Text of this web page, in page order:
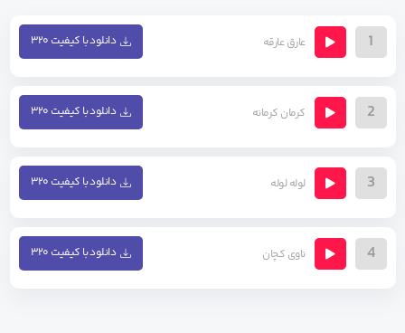
1 عارق عارقه دانلود با کیفیت ۳۲۰
2 کرمان کرمانه دانلود با کیفیت ۳۲۰
3 لوله لوله دانلود با کیفیت ۳۲۰
4 ناوی کچان دانلود با کیفیت ۳۲۰